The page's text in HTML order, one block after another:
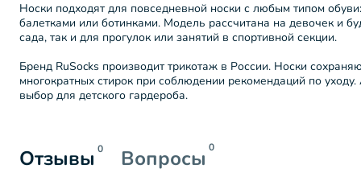
Носки подходят для повседневной носки с любым типом
балетками или ботинками. Модель рассчитана на девочек и
сада, так и для прогулок или занятий в спортивной секции.
Бренд RuSocks производит трикотаж в России. Носки
многократных стирок при соблюдении рекомендаций по
выбор для детского гардероба.
Отзывы 0 Вопросы 0